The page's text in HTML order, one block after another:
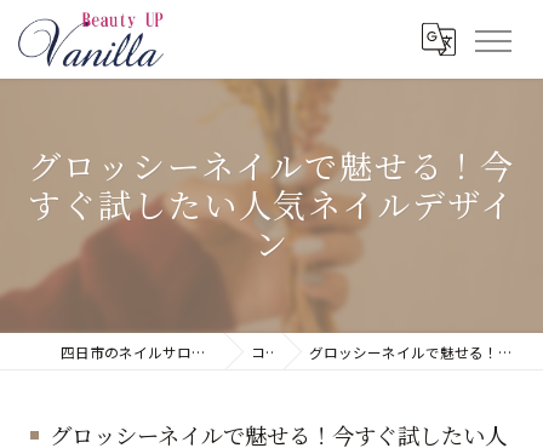
グロッシーネイルで魅せる！今
すぐ試したい人気ネイルデザイ
ン
四日市のネイルサロンならネイルサロン Vanilla コラム グロッシーネイルで魅せる！今すぐ試したい人気ネイルデザイン
グロッシーネイルで魅せる！今すぐ試したい人